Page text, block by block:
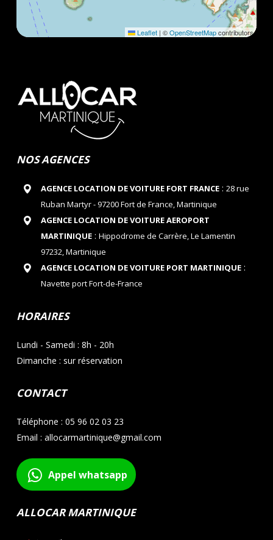
Leaflet | ©OpenStreetMapcontributors
NOS AGENCES
AGENCE LOCATION DE VOITURE FORT FRANCE: 28 rue
Ruban Martyr - 97200 Fort de France, Martinique
AGENCE LOCATION DE VOITURE AEROPORT
MARTINIQUE: Hippodrome de Carrère, Le Lamentin
97232, Martinique
AGENCE LOCATION DE VOITURE PORT MARTINIQUE:
Navette port Fort-de-France
HORAIRES
Lundi - Samedi : 8h - 20h
Dimanche : sur réservation
CONTACT
Téléphone : 05 96 02 03 23
Email : allocarmartinique@gmail.com
Appel whatsapp
ALLOCAR MARTINIQUE